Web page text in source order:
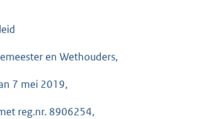
en Wethouders,
7 mei 2019,
reg.nr. 8906254,